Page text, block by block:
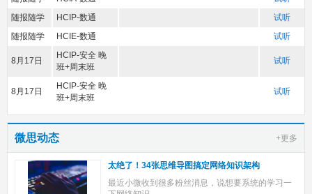
随报随学
HCIP-数通
试听
随报随学
HCIE-数通 试听
8月17日
HCIP-安全 晚
班+周末班
试听
8月17日
HCIP-安全 晚
班+周末班
试听
微思动态 +更多
太绝了！34张思维导图搞定网络知识架构
最近小微收到很多粉丝消息，说想要系统的学习一